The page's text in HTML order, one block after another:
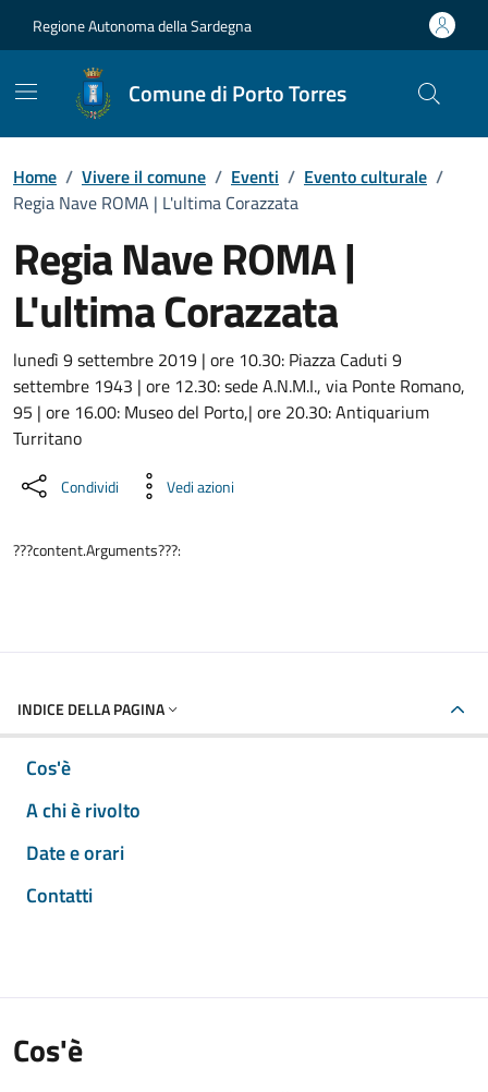
Regione Autonoma della Sardegna
Comune di Porto Torres
Home / Vivere il comune / Eventi / Evento culturale /
Regia Nave ROMA | L'ultima Corazzata
Regia Nave ROMA |
L'ultima Corazzata
Dettaglio dell'evento
lunedì 9 settembre 2019 | ore 10.30: Piazza Caduti 9
settembre 1943 | ore 12.30: sede A.N.M.I., via Ponte Romano,
95 | ore 16.00: Museo del Porto,| ore 20.30: Antiquarium
Turritano
Condividi Vedi azioni
???content.Arguments???:
INDICE DELLA PAGINA
Cos'è
A chi è rivolto
Date e orari
Contatti
Cos'è